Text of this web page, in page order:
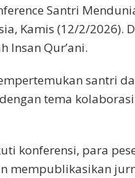
Santri
Kamis (12/2/2026).
Insan Qur’ani.
santri
tema
konferensi, para
mempublikasikan